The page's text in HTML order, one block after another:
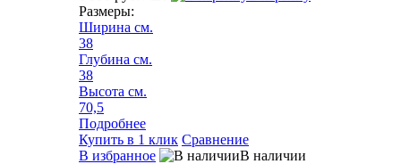
Размеры:
Ширина см.
38
Глубина см.
38
Высота см.
70,5
Подробнее
Купить в 1 клик Сравнение
В избранное
В наличии